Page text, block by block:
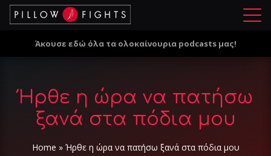
Μ
ο
Άκουσε εδώ όλα τα ολοκαίνουρια podcasts μας!
Ήρθε η ώρα να πατήσω
ξανά στα πόδια μου
Home » Ήρθε η ώρα να πατήσω ξανά στα πόδια μου